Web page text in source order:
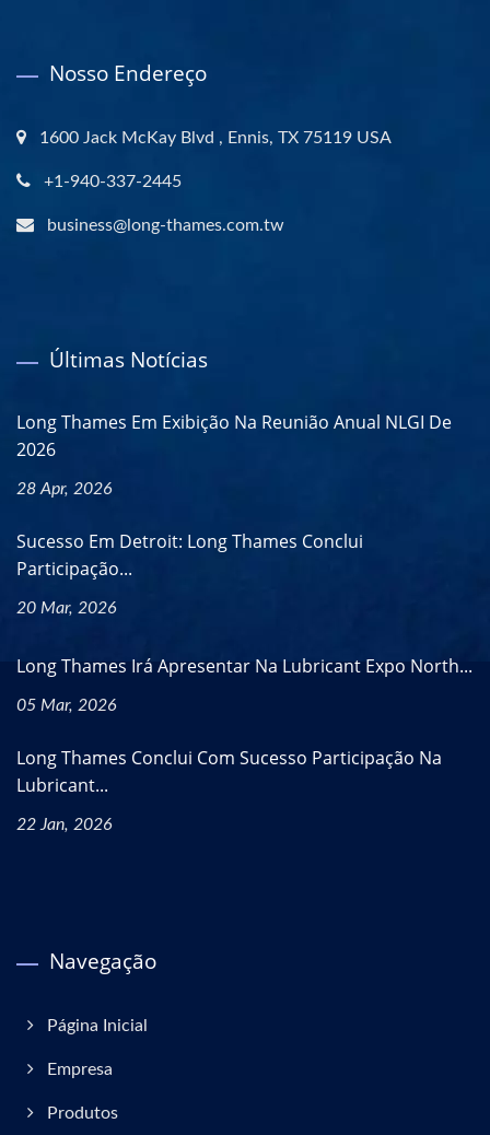
Nosso Endereço
1600 Jack McKay Blvd , Ennis, TX 75119 USA
+1-940-337-2445
business@long-thames.com.tw
Últimas Notícias
Long Thames Em Exibição Na Reunião Anual NLGI De
2026
28 Apr, 2026
Sucesso Em Detroit: Long Thames Conclui
Participação...
20 Mar, 2026
Long Thames Irá Apresentar Na Lubricant Expo North...
05 Mar, 2026
Long Thames Conclui Com Sucesso Participação Na
Lubricant...
22 Jan, 2026
Navegação
Página Inicial
Empresa
Produtos